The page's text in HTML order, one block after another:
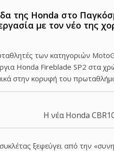
της Honda στο
με τον νέο της
των κατηγοριών
Honda Fireblade SP2 στα
στην κορυφή του
Η νέα Honda
ξεφεύγει από την